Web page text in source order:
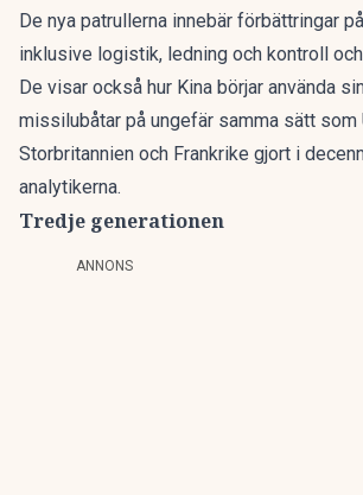
De nya patrullerna innebär förbättringar
inklusive logistik, ledning och kontroll
De visar också hur Kina börjar använda
missilubåtar på ungefär samma sätt som
Storbritannien och Frankrike gjort i
analytikerna.
Tredje generationen
ANNONS